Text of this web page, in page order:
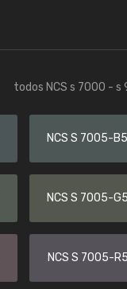
todos NCS s 7000 - s
NCS S 7005-
NCS S 7005-
NCS S 7005-